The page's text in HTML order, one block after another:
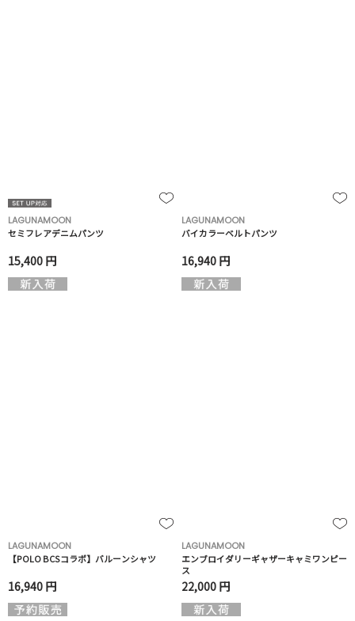
LAGUNAMOON
セミフレアデニムパンツ
15,400 円
LAGUNAMOON
バイカラーベルトパンツ
16,940 円
LAGUNAMOON
【POLO BCSコラボ】バルーンシャツ
16,940 円
LAGUNAMOON
エンブロイダリーギャザーキャミワンピー
ス
22,000 円